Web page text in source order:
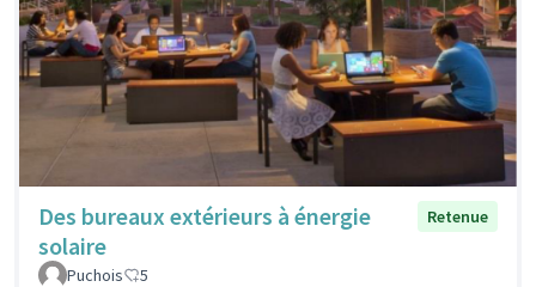
Des bureaux extérieurs à énergie
solaire
Retenue
Puchois 5